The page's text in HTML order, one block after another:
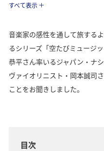
すべて表示
音楽家の感性を通して旅する
るシリーズ「空たびミュージ
恭平さん率いるジャパン・ナ
ヴァイオリニスト・岡本誠司
ことをお聞きしました。
目次